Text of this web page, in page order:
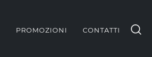
PROMOZIONI CONTATTI